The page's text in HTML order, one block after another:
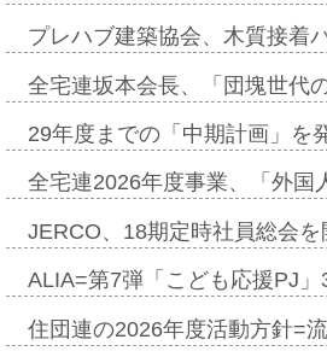
プレハブ建築協会、木質接着
全宅連坂本会長、「団塊世代
29年度までの「中期計画」
全宅連2026年度事業、「外
JERCO、18期定時社員総会
ALIA=第7弾「こども応援PJ
住団連の2026年度活動方針=